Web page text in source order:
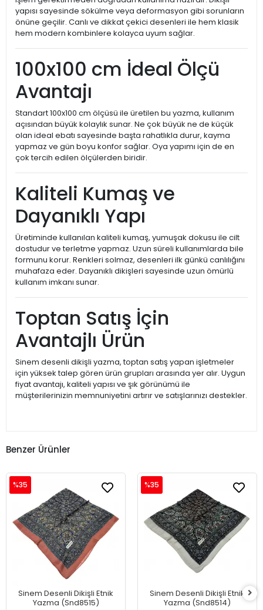
yapısı sayesinde sökülme veya deformasyon gibi sorunların
önüne geçilir. Canlı ve dikkat çekici desenleri ile hem klasik
hem modern kombinlere kolayca uyum sağlar.
100x100 cm İdeal Ölçü
Avantajı
Standart 100x100 cm ölçüsü ile üretilen bu yazma, kullanım
açısından büyük kolaylık sunar. Ne çok büyük ne de küçük
olan ideal ebatı sayesinde başta rahatlıkla durur, kayma
yapmaz ve gün boyu konfor sağlar. Oya yapımı için de en
çok tercih edilen ölçülerden biridir.
Kaliteli Kumaş ve
Dayanıklı Yapı
Üretiminde kullanılan kaliteli kumaş, yumuşak dokusu ile cilt
dostudur ve terletme yapmaz. Uzun süreli kullanımlarda bile
formunu korur. Renkleri solmaz, desenleri ilk günkü canlılığını
muhafaza eder. Dayanıklı dikişleri sayesinde uzun ömürlü
kullanım imkanı sunar.
Toptan Satış İçin
Avantajlı Ürün
Sinem desenli dikişli yazma, toptan satış yapan işletmeler
için yüksek talep gören ürün grupları arasında yer alır. Uygun
fiyat avantajı, kaliteli yapısı ve şık görünümü ile
müşterilerinizin memnuniyetini artırır ve satışlarınızı destekler.
Benzer Ürünler
Sinem Desenli Dikişli Etnik
Yazma (Snd8515)
%35
Sinem Desenli Dikişli Etnik
Yazma (Snd8514)
%35